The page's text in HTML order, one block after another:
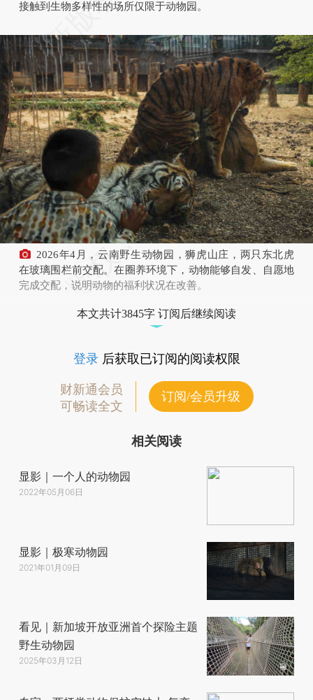
接触到生物多样性的场所仅限于动物园。
2026年4月，云南野生动物园，狮虎山庄，两只东北虎
在玻璃围栏前交配。在圈养环境下，动物能够自发、自愿地
完成交配，说明动物的福利状况在改善。
本文共计3845字 订阅后继续阅读
登录后获取已订阅的阅读权限
财新通会员
可畅读全文
订阅/会员升级
相关阅读
显影｜一个人的动物园
2022年05月06日
显影｜极寒动物园
2021年01月09日
看见｜新加坡开放亚洲首个探险主题
野生动物园
2025年03月12日